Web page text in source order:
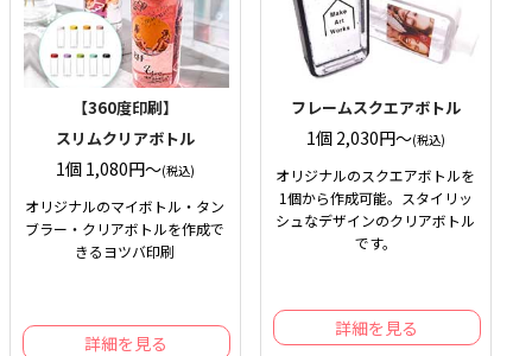
【360度印刷】
スリムクリアボトル
1個 1,080円〜(税込)
オリジナルのマイボトル・タン
ブラー・クリアボトルを作成で
きるヨツバ印刷
詳細を見る
フレームスクエアボトル
1個 2,030円〜(税込)
オリジナルのスクエアボトルを
1個から作成可能。スタイリッ
シュなデザインのクリアボトル
です。
詳細を見る